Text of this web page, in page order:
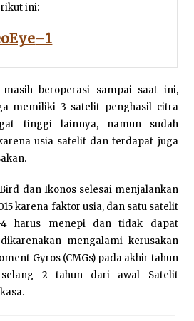
ini:
–1
beroperasi sampai saat ini,
memiliki 3 satelit penghasil citra
tinggi lainnya, namun sudah
usia satelit dan terdapat juga
dan Ikonos selesai menjalankan
karena faktor usia, dan satu satelit
4 harus menepi dan tidak dapat
mengalami kerusakan
Gyros (CMGs) pada akhir tahun
2 tahun dari awal Satelit